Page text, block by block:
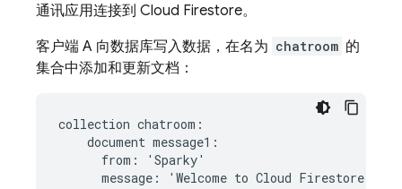
通讯应用连接到 Cloud Firestore。
客户端 A 向数据库写入数据，在名为 chatroom 的
集合中添加和更新文档：
collection chatroom:
    document message1:
      from: 'Sparky'
      message: 'Welcome to
Cloud Firestore